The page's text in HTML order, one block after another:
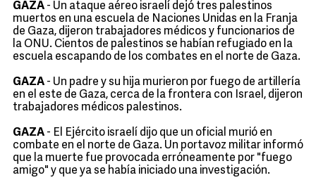
GAZA - Un ataque aéreo israelí dejó tres palestinos
muertos en una escuela de Naciones Unidas en la Franja
de Gaza, dijeron trabajadores médicos y funcionarios de
la ONU. Cientos de palestinos se habían refugiado en la
escuela escapando de los combates en el norte de Gaza.
GAZA - Un padre y su hija murieron por fuego de artillería
en el este de Gaza, cerca de la frontera con Israel, dijeron
trabajadores médicos palestinos.
GAZA - El Ejército israelí dijo que un oficial murió en
combate en el norte de Gaza. Un portavoz militar informó
que la muerte fue provocada erróneamente por "fuego
amigo" y que ya se había iniciado una investigación.